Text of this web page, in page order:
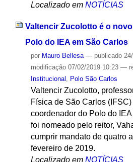
Localizado em NOTÍCIAS
Valtencir Zucolotto é o
Polo do IEA em São Carlos
por Mauro Bellesa — publicado24/
modificação07/02/2019 10:23 —
Institucional
Polo São Carlos
Valtencir Zucolotto,
Física de São Carlos
coordenador do Polo do
foi nomeado pelo reitor,
cumprir mandato de quatro
fevereiro de 2019.
Localizado em NOTÍCIAS